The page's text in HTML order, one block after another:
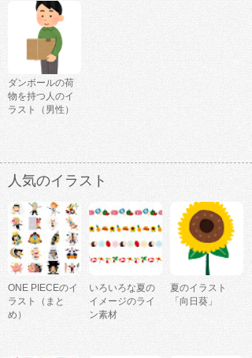
ダンボールの荷
物を持つ人のイ
ラスト（男性）
人気のイラスト
ONE PIECEのイ
ラスト（まと
め）
いろいろな夏の
イメージのライ
ン素材
夏のイラスト
「向日葵」